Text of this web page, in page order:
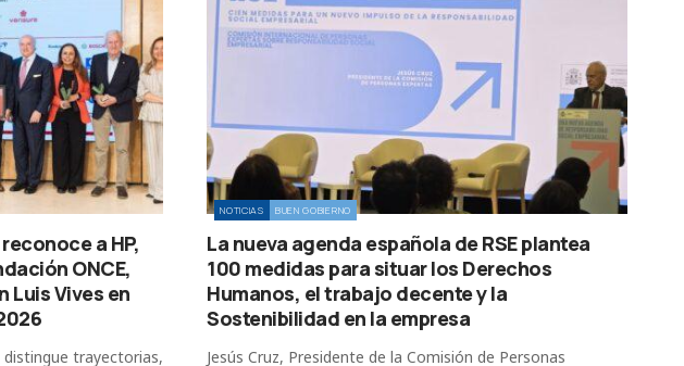
a HP,
ONCE,
Luis Vives en
distingue trayectorias,
NOTICIAS BUEN GOBIERNO
La nueva agenda española de RSE plantea
100 medidas para situar los Derechos
Humanos, el trabajo decente y la
Sostenibilidad en la empresa
Jesús Cruz, Presidente de la Comisión de Personas